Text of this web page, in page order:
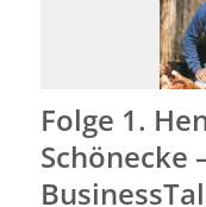
Folge 1.
Schönecke